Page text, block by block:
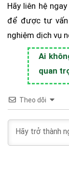
Hãy liên hệ
để được tư
nghiệm dịch vụ
Ai
quan
Theo dõi